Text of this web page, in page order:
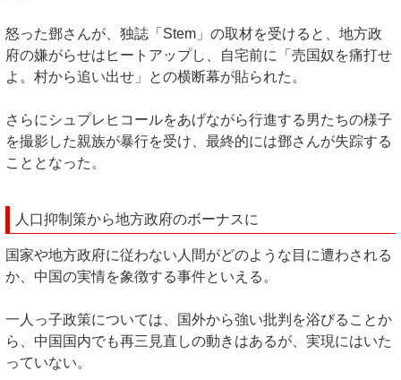
怒った鄧さんが、独誌「Stem」の取材を受けると、地方政
府の嫌がらせはヒートアップし、自宅前に「売国奴を痛打せ
よ。村から追い出せ」との横断幕が貼られた。
さらにシュプレヒコールをあげながら行進する男たちの様子
を撮影した親族が暴行を受け、最終的には鄧さんが失踪する
こととなった。
人口抑制策から地方政府のボーナスに
国家や地方政府に従わない人間がどのような目に遭わされる
か、中国の実情を象徴する事件といえる。
一人っ子政策については、国外から強い批判を浴びることか
ら、中国国内でも再三見直しの動きはあるが、実現にはいた
っていない。